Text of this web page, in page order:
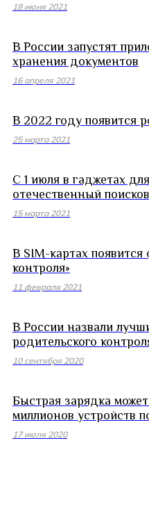
18 июня 2021
В России запустят
хранения документов
16 апреля 2021
В 2022 году появится
25 марта 2021
С 1 июля в гаджетах
отечественный
15 марта 2021
В SIM-картах появится
контроля»
11 февраля 2021
В России назвали
родительского
10 сентября 2020
Быстрая зарядка
миллионов устройств
17 июля 2020